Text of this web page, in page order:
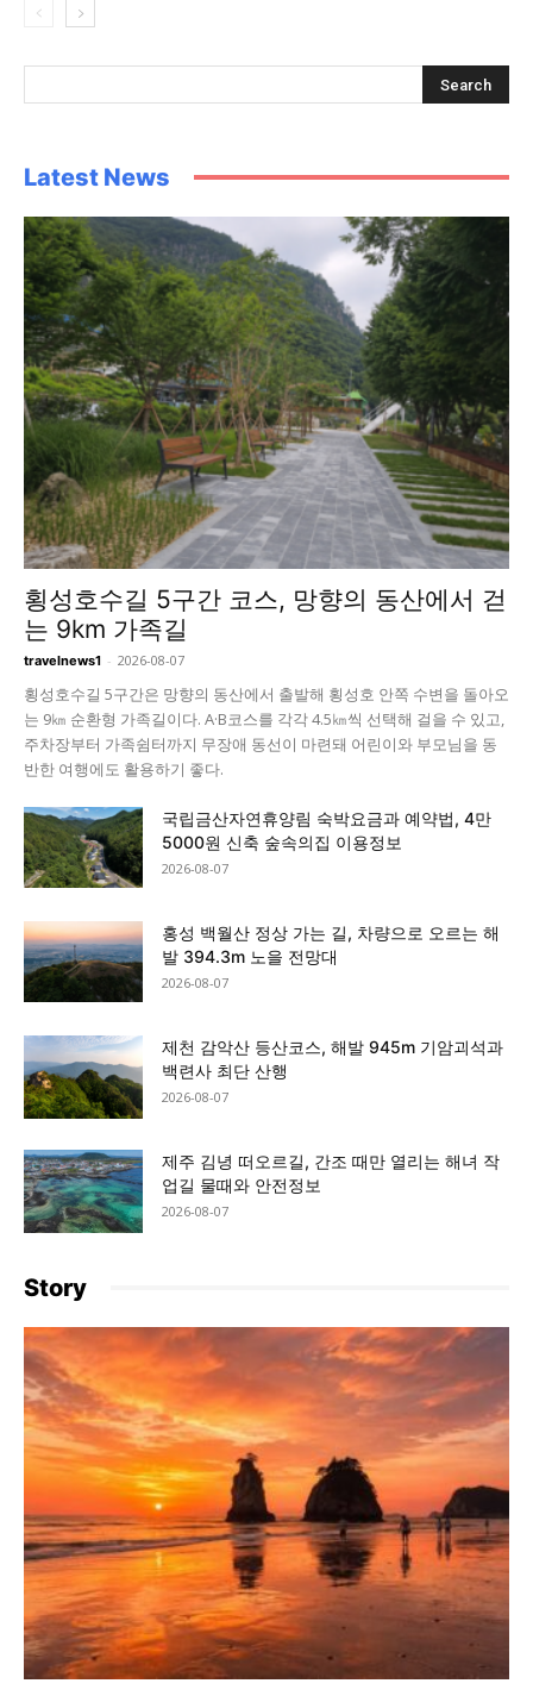
Latest News
횡성호수길 5구간 코스, 망향의 동산에서 걷
는 9km 가족길
travelnews1 - 2026-08-07
횡성호수길 5구간은 망향의 동산에서 출발해 횡성호 안쪽 수변을 돌아오
는 9㎞ 순환형 가족길이다. A·B코스를 각각 4.5㎞씩 선택해 걸을 수 있고,
주차장부터 가족쉼터까지 무장애 동선이 마련돼 어린이와 부모님을 동
반한 여행에도 활용하기 좋다.
국립금산자연휴양림 숙박요금과 예약법, 4만
5000원 신축 숲속의집 이용정보
2026-08-07
홍성 백월산 정상 가는 길, 차량으로 오르는 해
발 394.3m 노을 전망대
2026-08-07
제천 감악산 등산코스, 해발 945m 기암괴석과
백련사 최단 산행
2026-08-07
제주 김녕 떠오르길, 간조 때만 열리는 해녀 작
업길 물때와 안전정보
2026-08-07
Story